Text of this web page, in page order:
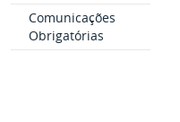
Comunicações
Obrigatórias